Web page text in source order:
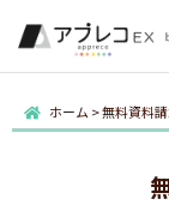
ホーム >無料資料